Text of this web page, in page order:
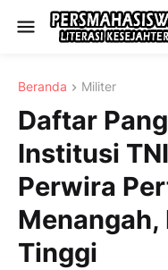
Beranda Militer
Daftar
Institusi
Perwira
Tinggi